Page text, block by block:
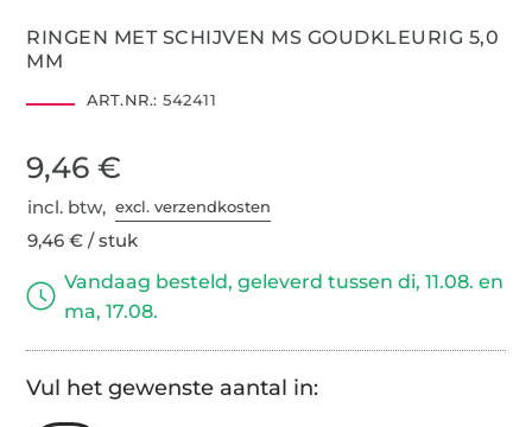
RINGEN MET SCHIJVEN MS GOUDKLEURIG 5,0
MM
ART.NR.: 542411
9,46 €
incl. btw,excl. verzendkosten
9,46 € / stuk
Vandaag besteld, geleverd tussen di, 11.08. en
ma, 17.08.
Vul het gewenste aantal in: